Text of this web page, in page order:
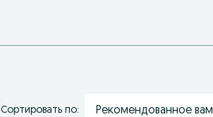
Сортировать по: Рекомендованное вам